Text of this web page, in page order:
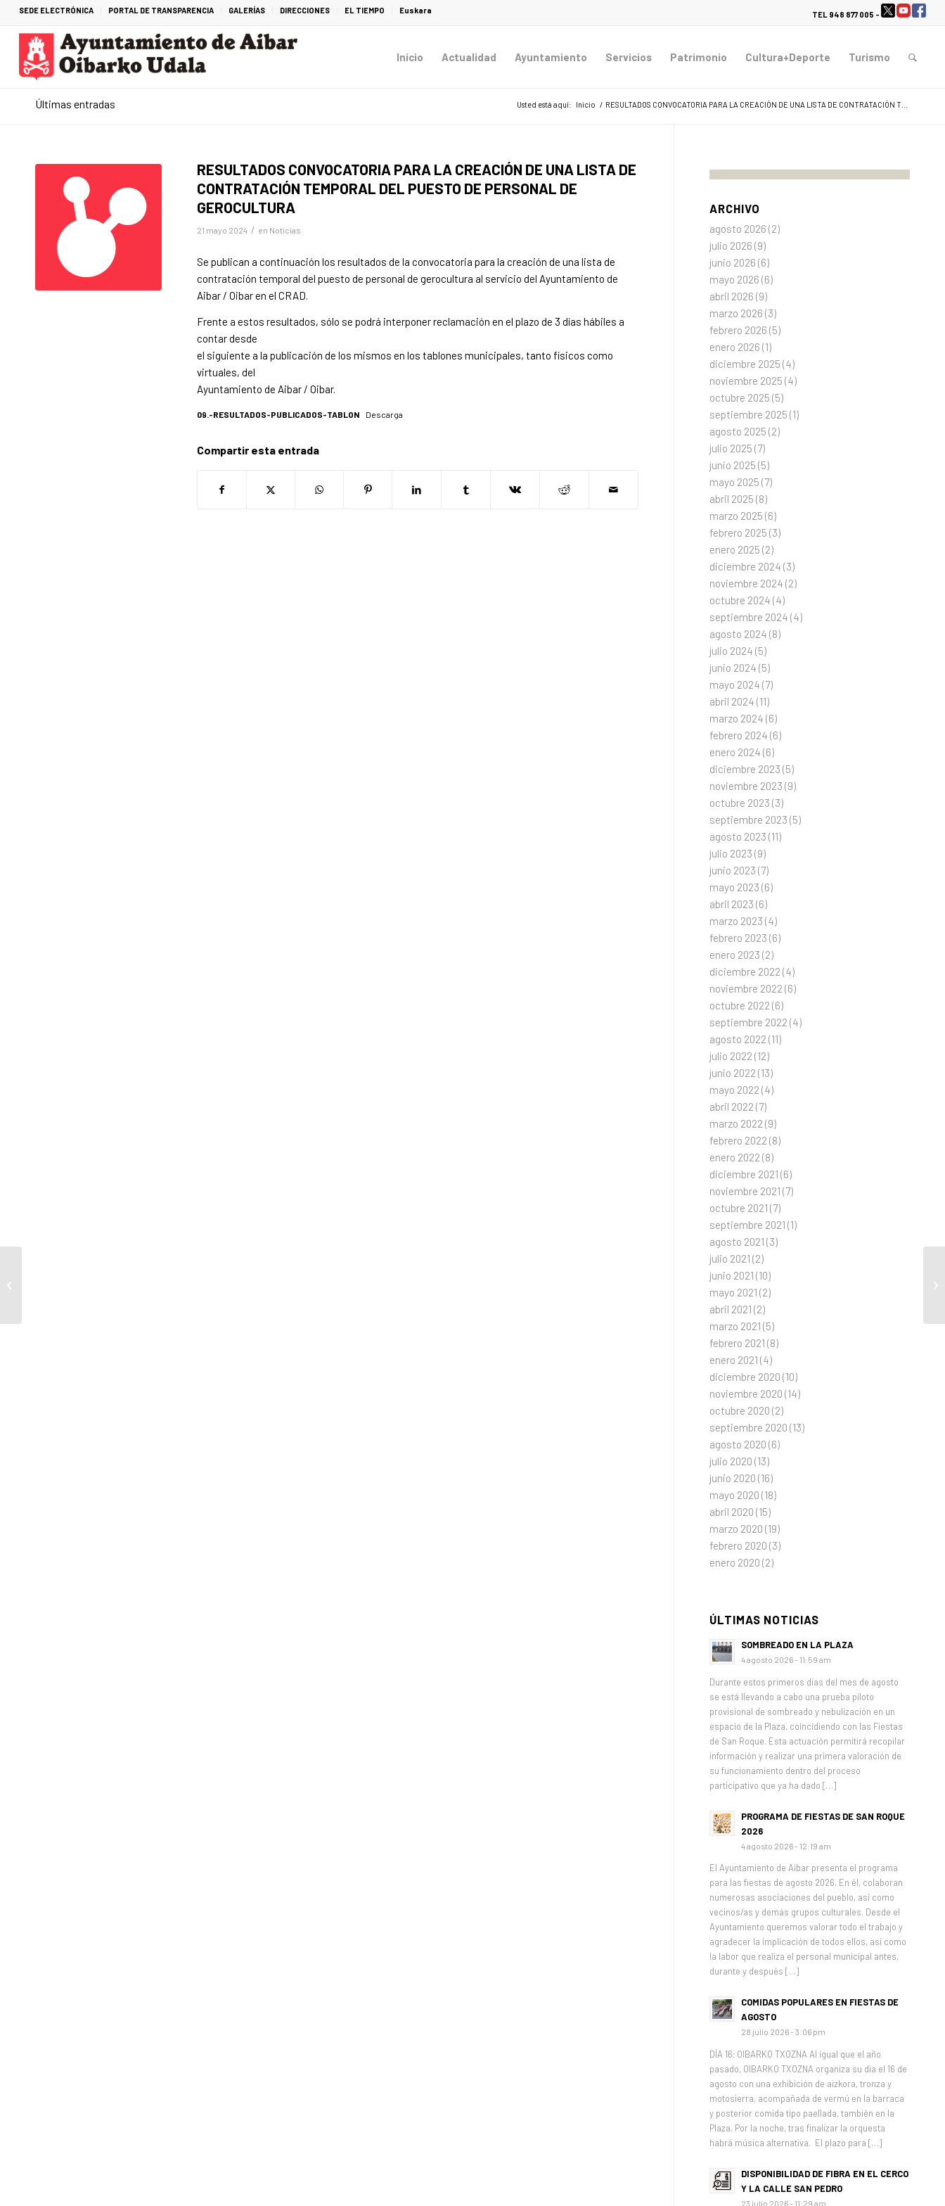
SEDE ELECTRÓNICA PORTAL DE TRANSPARENCIA GALERÍAS DIRECCIONES EL TIEMPO Euskara TEL 948 877 005 -
Inicio Actualidad Ayuntamiento Servicios Patrimonio Cultura+Deporte Turismo
Últimas entradas Usted está aquí: Inicio / RESULTADOS CONVOCATORIA PARA LA CREACIÓN DE UNA LISTA DE CONTRATACIÓN T...
RESULTADOS CONVOCATORIA PARA LA CREACIÓN DE UNA LISTA DE
CONTRATACIÓN TEMPORAL DEL PUESTO DE PERSONAL DE
GEROCULTURA
21 mayo 2024 / en Noticias
Se publican a continuación los resultados de la convocatoria para la creación de una lista de
contratación temporal del puesto de personal de gerocultura al servicio del Ayuntamiento de
Aibar / Oibar en el CRAD.
Frente a estos resultados, sólo se podrá interponer reclamación en el plazo de 3 días hábiles a
contar desde
el siguiente a la publicación de los mismos en los tablones municipales, tanto físicos como
virtuales, del
Ayuntamiento de Aibar / Oibar.
09.-RESULTADOS-PUBLICADOS-TABLON Descarga
Compartir esta entrada
ARCHIVO
agosto 2026 (2)
julio 2026 (9)
junio 2026 (6)
mayo 2026 (6)
abril 2026 (9)
marzo 2026 (3)
febrero 2026 (5)
enero 2026 (1)
diciembre 2025 (4)
noviembre 2025 (4)
octubre 2025 (5)
septiembre 2025 (1)
agosto 2025 (2)
julio 2025 (7)
junio 2025 (5)
mayo 2025 (7)
abril 2025 (8)
marzo 2025 (6)
febrero 2025 (3)
enero 2025 (2)
diciembre 2024 (3)
noviembre 2024 (2)
octubre 2024 (4)
septiembre 2024 (4)
agosto 2024 (8)
julio 2024 (5)
junio 2024 (5)
mayo 2024 (7)
abril 2024 (11)
marzo 2024 (6)
febrero 2024 (6)
enero 2024 (6)
diciembre 2023 (5)
noviembre 2023 (9)
octubre 2023 (3)
septiembre 2023 (5)
agosto 2023 (11)
julio 2023 (9)
junio 2023 (7)
mayo 2023 (6)
abril 2023 (6)
marzo 2023 (4)
febrero 2023 (6)
enero 2023 (2)
diciembre 2022 (4)
noviembre 2022 (6)
octubre 2022 (6)
septiembre 2022 (4)
agosto 2022 (11)
julio 2022 (12)
junio 2022 (13)
mayo 2022 (4)
abril 2022 (7)
marzo 2022 (9)
febrero 2022 (8)
enero 2022 (8)
diciembre 2021 (6)
noviembre 2021 (7)
octubre 2021 (7)
septiembre 2021 (1)
agosto 2021 (3)
julio 2021 (2)
junio 2021 (10)
mayo 2021 (2)
abril 2021 (2)
marzo 2021 (5)
febrero 2021 (8)
enero 2021 (4)
diciembre 2020 (10)
noviembre 2020 (14)
octubre 2020 (2)
septiembre 2020 (13)
agosto 2020 (6)
julio 2020 (13)
junio 2020 (16)
mayo 2020 (18)
abril 2020 (15)
marzo 2020 (19)
febrero 2020 (3)
enero 2020 (2)
ÚLTIMAS NOTICIAS
SOMBREADO EN LA PLAZA
4 agosto 2026 - 11:59 am
Durante estos primeros días del mes de agosto
se está llevando a cabo una prueba piloto
provisional de sombreado y nebulización en un
espacio de la Plaza, coincidiendo con las Fiestas
de San Roque. Esta actuación permitirá recopilar
información y realizar una primera valoración de
su funcionamiento dentro del proceso
participativo que ya ha dado […]
PROGRAMA DE FIESTAS DE SAN ROQUE
2026
4 agosto 2026 - 12:19 am
El Ayuntamiento de Aibar presenta el programa
para las fiestas de agosto 2026. En él, colaboran
numerosas asociaciones del pueblo, así como
vecinos/as y demás grupos culturales. Desde el
Ayuntamiento queremos valorar todo el trabajo y
agradecer la implicación de todos ellos, así como
la labor que realiza el personal municipal antes,
durante y después […]
COMIDAS POPULARES EN FIESTAS DE
AGOSTO
28 julio 2026 - 3:06 pm
DÍA 16: OIBARKO TXOZNA Al igual que el año
pasado, OIBARKO TXOZNA organiza su día el 16 de
agosto con una exhibición de aizkora, tronza y
motosierra, acompañada de vermú en la barraca
y posterior comida tipo paellada, también en la
Plaza. Por la noche, tras finalizar la orquesta
habrá música alternativa. El plazo para […]
DISPONIBILIDAD DE FIBRA EN EL CERCO
Y LA CALLE SAN PEDRO
23 julio 2026 - 11:29 am